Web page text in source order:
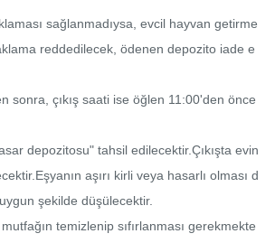
sağlanmadıysa, evcil hayvan getirme
reddedilecek, ödenen depozito iade e
sonra, çıkış saati ise öğlen 11:00'den önce
depozitosu" tahsil edilecektir.Çıkışta evin
aşırı kirli veya hasarlı olması d
şekilde düşülecektir.
temizlenip sıfırlanması gerekmekte